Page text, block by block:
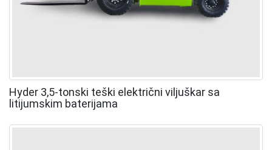
Hyder 3,5-tonski teški električni viljuškar sa
litijumskim baterijama